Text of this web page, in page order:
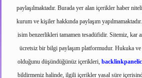
paylaşılmaktadır. Burada yer alan içerikler haber
kurum ve kişiler hakkında paylaşım
isim benzerlikleri tamamen tesadüfidir. Sitemiz, kar
ücretsiz bir bilgi paylaşım platformudur. Hukuka ve
olduğunu düşündüğünüz içerikleri,
bildirmeniz halinde, ilgili içerikler yasal süre